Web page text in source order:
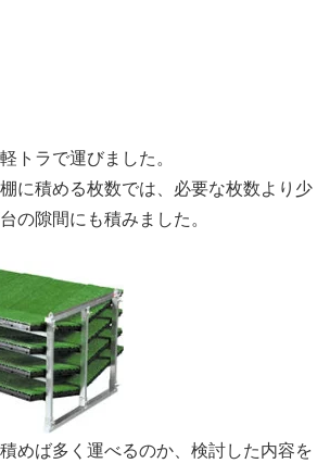
トラで運びました。
に積める枚数では、必要な枚数より少
の隙間にも積みました。
めば多く運べるのか、検討した内容を